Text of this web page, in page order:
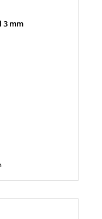
3 mm